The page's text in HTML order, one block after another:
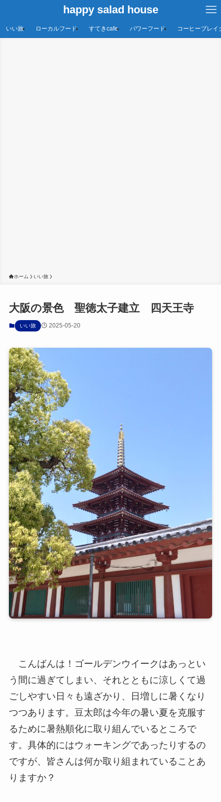
happy salad house
いい旅 ローカルフード すてきcafe パワーフード コーヒーブレイ
ホーム いい旅
大阪の景色 聖徳太子建立 四天王寺
いい旅 2025-05-20
こんばんは！ゴールデンウイークはあっとい
う間に過ぎてしまい、それとともに涼しくて過
ごしやすい日々も遠ざかり、日増しに暑くなり
つつあります。豆太郎は今年の暑い夏を克服す
るために暑熱順化に取り組んでいるところで
す。具体的にはウォーキングであったりするの
ですが、皆さんは何か取り組まれていることあ
りますか？